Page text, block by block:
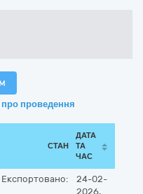
проведення
СТАН
ДАТА
ТА
ЧАС
Експортовано:
24-02-
2026,